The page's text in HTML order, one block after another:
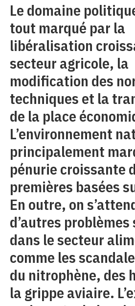
Le domaine
tout marqué par la
libéralisation
secteur agricole, la
modification des
techniques et la
de la place
L’environnement
principalement
pénurie croissante
premières basées
En outre, on
d’autres
dans le secteur
comme les
du nitrophène, des
la grippe aviaire.